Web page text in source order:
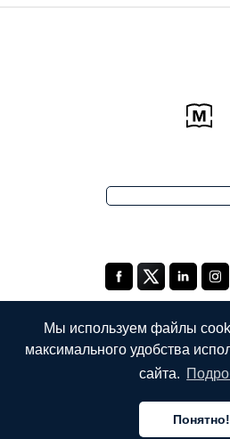
Мы используем файлы
максимального удобства
сайта.
Понятно!
Наши услуги
Русский
Русский
Русский